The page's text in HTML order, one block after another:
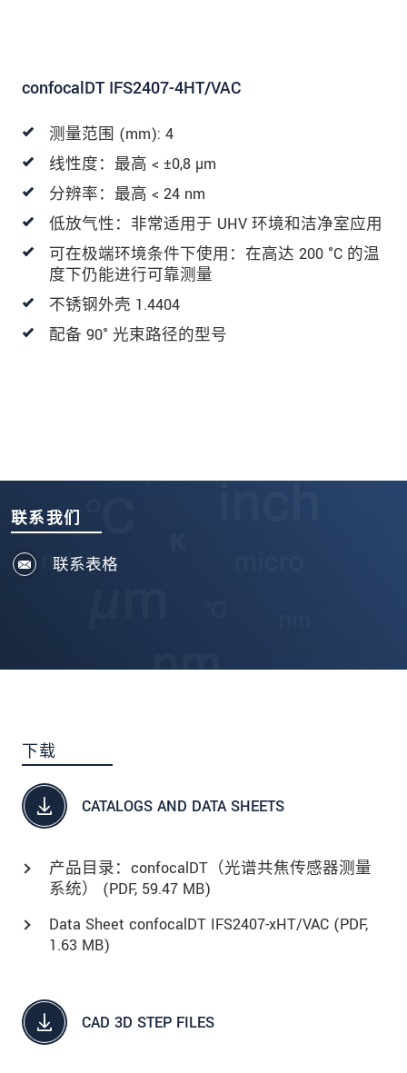
confocalDT IFS2407-4HT/VAC
测量范围 (mm): 4
线性度：最高 < ±0,8 µm
分辨率：最高 < 24 nm
低放气性：非常适用于 UHV 环境和洁净室应用
可在极端环境条件下使用：在高达 200 °C 的温
度下仍能进行可靠测量
不锈钢外壳 1.4404
配备 90° 光束路径的型号
联系我们
联系表格
下载
CATALOGS AND DATA SHEETS
产品目录：confocalDT（光谱共焦传感器测量
系统） (PDF, 59.47 MB)
Data Sheet confocalDT IFS2407-xHT/VAC (PDF,
1.63 MB)
CAD 3D STEP FILES